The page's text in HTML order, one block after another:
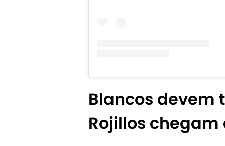
Blancos devem
Rojillos